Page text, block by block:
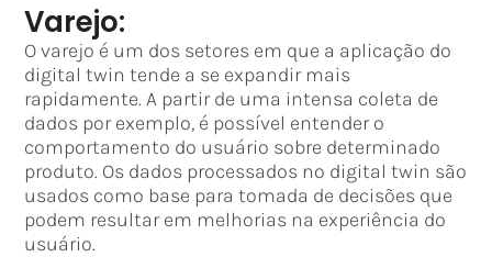
Varejo:
O varejo é um dos setores em que a aplicação do
digital twin tende a se expandir mais
rapidamente. A partir de uma intensa coleta de
dados por exemplo, é possível entender o
comportamento do usuário sobre determinado
produto. Os dados processados no digital twin são
usados como base para tomada de decisões que
podem resultar em melhorias na experiência do
usuário.